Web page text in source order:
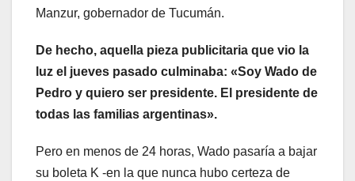
Manzur, gobernador de Tucumán.
De hecho, aquella pieza publicitaria que vio la
luz el jueves pasado culminaba: «Soy Wado de
Pedro y quiero ser presidente. El presidente de
todas las familias argentinas».
Pero en menos de 24 horas, Wado pasaría a bajar
su boleta K -en la que nunca hubo certeza de